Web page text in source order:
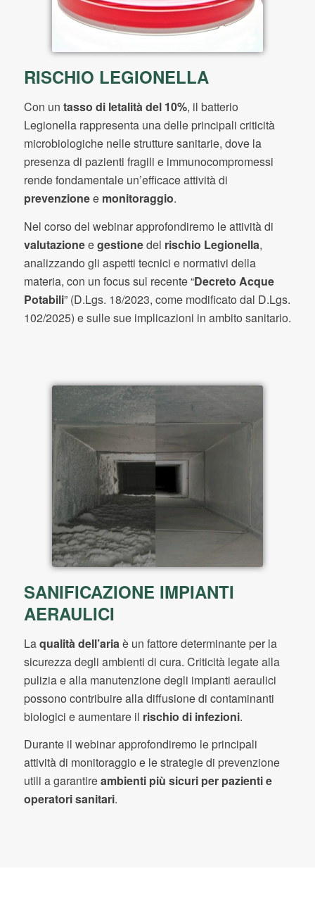
RISCHIO LEGIONELLA
Con un tasso di letalità del 10%, il batterio
Legionella rappresenta una delle principali criticità
microbiologiche nelle strutture sanitarie, dove la
presenza di pazienti fragili e immunocompromessi
rende fondamentale un’efficace attività di
prevenzionee monitoraggio.
Nel corso del webinar approfondiremo le attività di
valutazioneegestionedel rischio Legionella,
analizzando gli aspetti tecnici e normativi della
materia, con un focus sul recente “Decreto Acque
Potabili” (D.Lgs. 18/2023, come modificato dal D.Lgs.
102/2025) e sulle sue implicazioni in ambito sanitario.
SANIFICAZIONE IMPIANTI
AERAULICI
Laqualità dell’ariaè un fattore determinante per la
sicurezza degli ambienti di cura. Criticità legate alla
pulizia e alla manutenzione degli impianti aeraulici
possono contribuire alla diffusione di contaminanti
biologici e aumentare il rischio di infezioni.
Durante il webinar approfondiremo le principali
attività di monitoraggio e le strategie di prevenzione
utili a garantireambienti più sicuri per pazienti e
operatori sanitari.